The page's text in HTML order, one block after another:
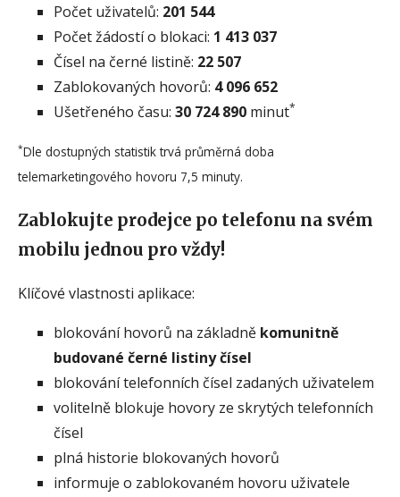
Počet uživatelů: 201 544
Počet žádostí o blokaci: 1 413 037
Čísel na černé listině: 22 507
Zablokovaných hovorů: 4 096 652
Ušetřeného času: 30 724 890 minut*
*Dle dostupných statistik trvá průměrná doba
telemarketingového hovoru 7,5 minuty.
Zablokujte prodejce po telefonu na svém
mobilu jednou pro vždy!
Klíčové vlastnosti aplikace:
blokování hovorů na základně komunitně
budované černé listiny čísel
blokování telefonních čísel zadaných uživatelem
volitelně blokuje hovory ze skrytých telefonních
čísel
plná historie blokovaných hovorů
informuje o zablokovaném hovoru uživatele